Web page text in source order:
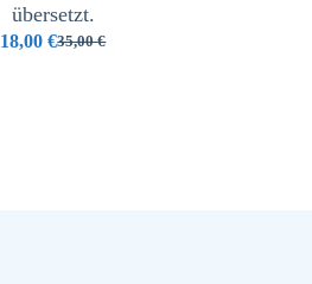
übersetzt.
35,00€
18,00€